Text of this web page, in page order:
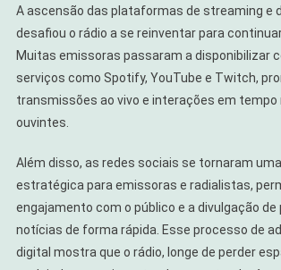
A ascensão das plataformas de streaming e
desafiou o rádio a se reinventar para
Muitas emissoras passaram a disponibilizar
serviços como Spotify, YouTube e Twitch,
transmissões ao vivo e interações em tempo
ouvintes.
Além disso, as redes sociais se tornaram
estratégica para emissoras e radialistas,
engajamento com o público e a divulgação de
notícias de forma rápida. Esse processo de
digital mostra que o rádio, longe de perder